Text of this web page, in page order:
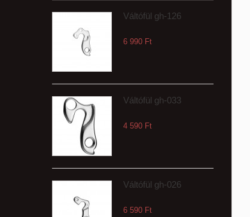
Váltófül gh-126
6 990 Ft‎
Váltófül gh-033
4 590 Ft‎
Váltófül gh-026
6 590 Ft‎